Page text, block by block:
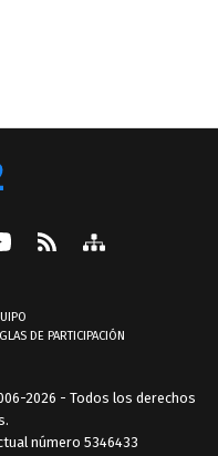
DE PARTICIPACIÓN
2026 - Todos los derechos
número 5346433